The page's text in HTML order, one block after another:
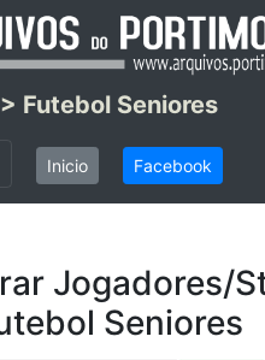
> Futebol Seniores
Inicio Facebook
Jogadores/
Seniores